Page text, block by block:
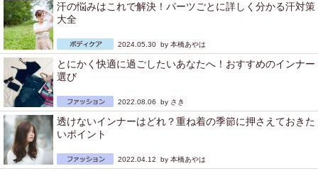
汗の悩みはこれで解決！パーツごとに詳しく分かる汗対策
大全
2024.05.30 by 本橋あやは
とにかく快適に過ごしたいあなたへ！おすすめのインナー
選び
2022.08.06 by さき
透けないインナーはどれ？重ね着の季節に押さえておきた
いポイント
2022.04.12 by 本橋あやは